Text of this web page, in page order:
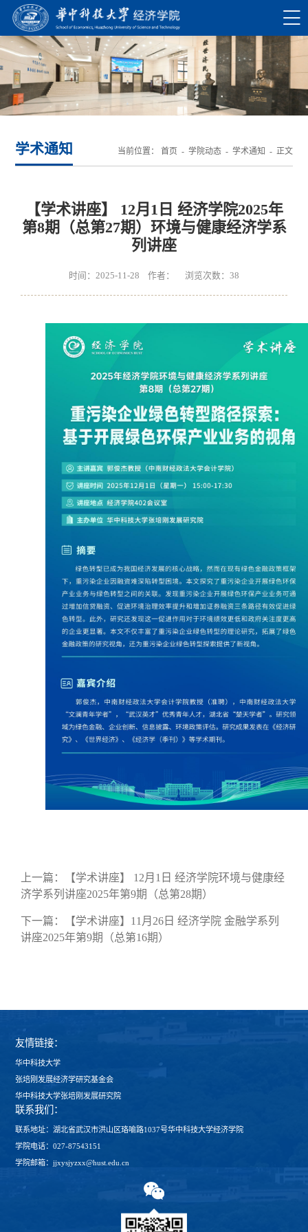
学术通知 当前位置： 首页 - 学院动态- 学术通知 - 正文
【学术讲座】 12月1日 经济学院2025年
第8期（总第27期）环境与健康经济学系
列讲座
时间：2025-11-28 作者： 浏览次数： 38
上一篇：
【学术讲座】 12月1日 经济学院环境与健康经
济学系列讲座2025年第9期（总第28期）
下一篇：
【学术讲座】11月26日 经济学院 金融学系列
讲座2025年第9期（总第16期）
友情链接：
华中科技大学
张培刚发展经济学研究基金会
华中科技大学张培刚发展研究院
联系我们：
联系地址：湖北省武汉市洪山区珞喻路1037号华中科技大学经济学院
学院电话：027-87543151
学院邮箱：jjxysjyzxx@hust.edu.cn